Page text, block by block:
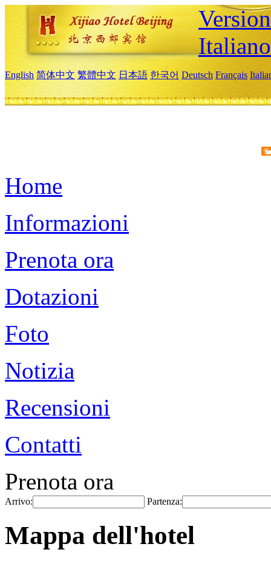
Italiano
English 简体中文 繁體中文 日本語 한국어 Deutsch Français
Home
Informazioni
Prenota ora
Dotazioni
Foto
Notizia
Recensioni
Contatti
Prenota ora
Arrivo: Partenza:
Mappa dell'hotel